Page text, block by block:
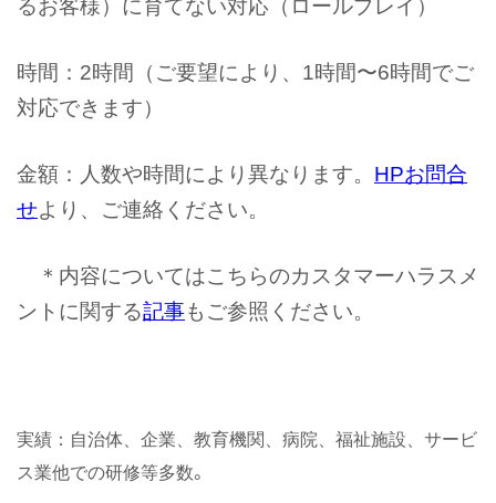
るお客様）に育てない対応（ロールプレイ）
時間：2時間（ご要望により、1時間〜6時間でご
対応できます）
金額：人数や時間により異なります。 HPお問合
せより、ご連絡ください。
＊内容についてはこちらのカスタマーハラスメ
ントに関する記事もご参照ください。
実績：自治体、企業、教育機関、病院、福祉施設、サービ
ス業他での研修等多数。